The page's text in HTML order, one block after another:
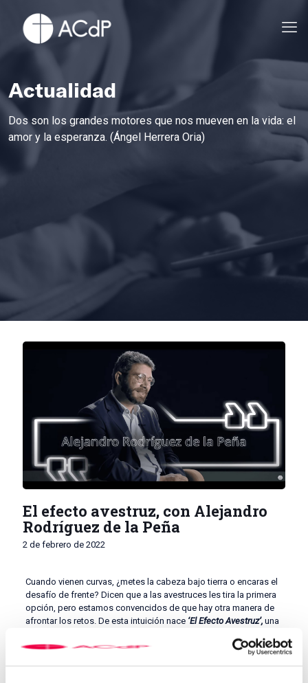
Actualidad
Dos son los grandes motores que nos mueven en la vida: el
amor y la esperanza. (Ángel Herrera Oria)
El efecto avestruz, con Alejandro
Rodríguez de la Peña
2 de febrero de 2022
Cuando vienen curvas, ¿metes la cabeza bajo tierra o encaras el
desafío de frente? Dicen que a las avestruces les tira la primera
opción, pero estamos convencidos de que hay otra manera de
afrontar los retos. De esta intuición nace ‘El Efecto Avestruz’,una
Católica de Propagandistas (ACdP) para responder a los